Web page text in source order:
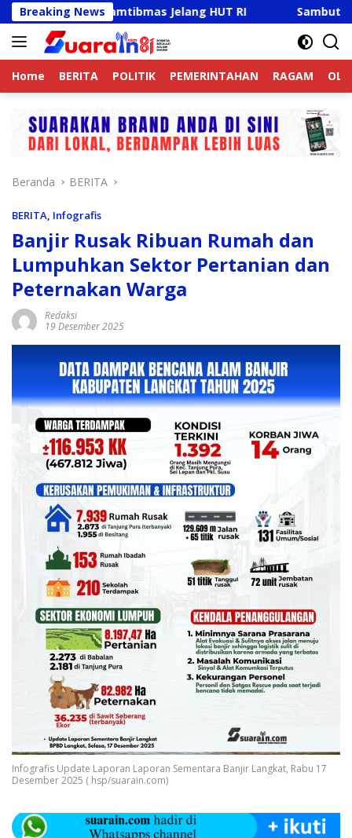
Langsung
ke
konten
Breaking News
Kamtibmas Jelang HUT RI Sambut HUT RI Ke-
Home BERITA POLITIK PEMERINTAHAN RAGAM
Beranda BERITA
BERITA, Infografis
Banjir Rusak Ribuan Rumah dan
Lumpuhkan Sektor Pertanian dan
Peternakan Warga
Redaksi
19 Desember 2025
Infografis Update Laporan Laporan Sementara Banjir Langkat, Rabu 17
Desember 2025 ( hsp/suarain.com)